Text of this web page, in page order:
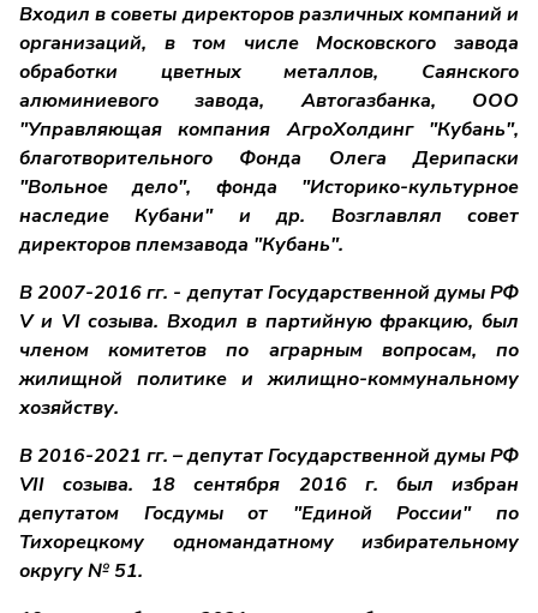
Входил в советы директоров различных компаний и
организаций, в том числе Московского завода
обработки цветных металлов, Саянского
алюминиевого завода, Автогазбанка, ООО
"Управляющая компания АгроХолдинг "Кубань",
благотворительного Фонда Олега Дерипаски
"Вольное дело", фонда "Историко-культурное
наследие Кубани" и др. Возглавлял совет
директоров племзавода "Кубань".
В 2007-2016 гг. - депутат Государственной думы РФ
V и VI созыва. Входил в партийную фракцию, был
членом комитетов по аграрным вопросам, по
жилищной политике и жилищно-коммунальному
хозяйству.
В 2016-2021 гг. – депутат Государственной думы РФ
VII созыва. 18 сентября 2016 г. был избран
депутатом Госдумы от "Единой России" по
Тихорецкому одномандатному избирательному
округу № 51.